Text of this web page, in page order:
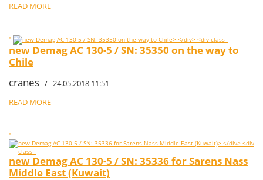
READ MORE
"
new Demag AC 130-5 / SN: 35350 on the way to
Chile
cranes / 24.05.2018 11:51
READ MORE
"
new Demag AC 130-5 / SN: 35336 for Sarens Nass
Middle East (Kuwait)